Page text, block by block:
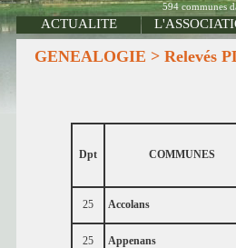
594 communes
ACTUALITE
GENEALOGIE > Relevés
Dpt COMMUNES
25 Accolans
25 Appenans